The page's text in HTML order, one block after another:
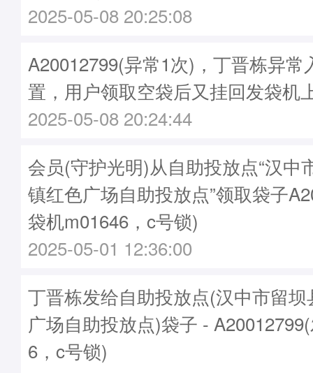
2025-05-08 20:25:08
A20012799(异常1次)，丁晋栋异常
置，用户领取空袋后又挂回发袋机
2025-05-08 20:24:44
会员(守护光明)从自助投放点“汉中
镇红色广场自助投放点”领取袋子
袋机m01646，c号锁)
2025-05-01 12:36:00
丁晋栋发给自助投放点(汉中市留
广场自助投放点)袋子 -
6，c号锁)